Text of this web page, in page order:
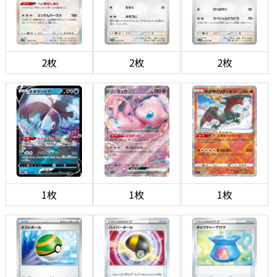
2枚 2枚 2枚
1枚 1枚 1枚